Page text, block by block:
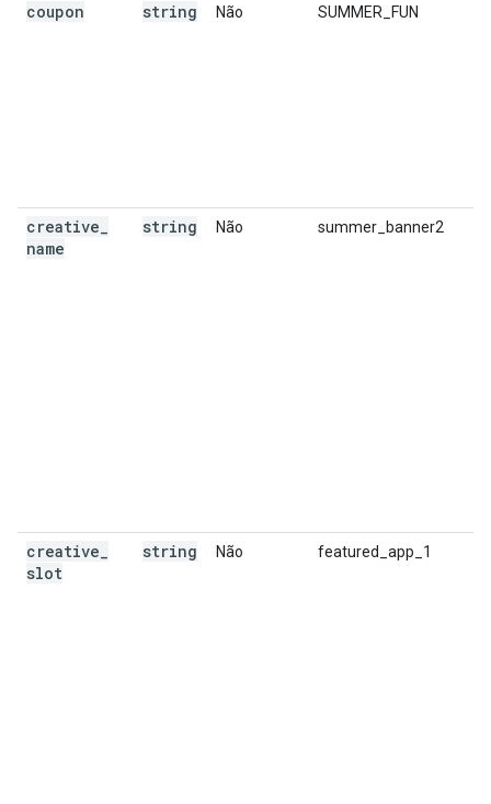
coupon string Não SUMMER_FUN
creative
name
string Não summer_banner2
creative
slot
string Não featured_app_1